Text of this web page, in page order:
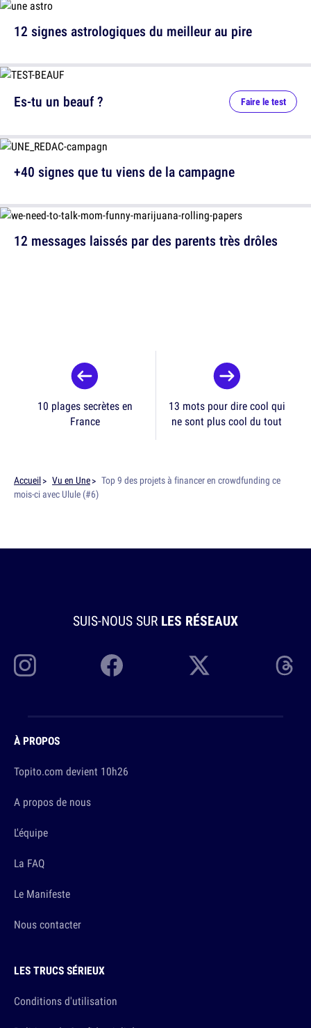
12 signes astrologiques du meilleur au pire
12 messages laissés par des parents très drôles
Es-tu un beauf ? Faire le test
+40 signes que tu viens de la campagne
10 plages secrètes en
France
13 mots pour dire cool qui
ne sont plus cool du tout
Accueil Vu en Une
Top 9 des projets à financer en crowdfunding ce
mois-ci avec Ulule (#6)
SUIS-NOUS SUR LES RÉSEAUX
À PROPOS
Topito.com devient 10h26
A propos de nous
L'équipe
La FAQ
Le Manifeste
Nous contacter
LES TRUCS SÉRIEUX
Conditions d'utilisation